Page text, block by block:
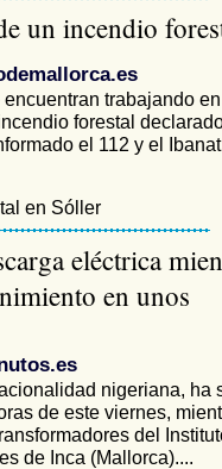
un incendio
trabajando
forestal
el 112 y el
en Sóller
eléctrica
en unos
nigeriana, ha
de este viernes,
del
de Inca (Mallorca)....